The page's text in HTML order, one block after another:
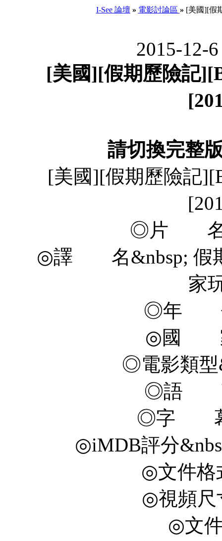
I-See 論壇 » 電影討論區 » [美國][假
2015-12-
[美國][假期歷險記
請切換完整
[美國][假期歷險記
◎片 名
◎譯 名&nbsp; 假期
家
◎年 代
◎國 家
◎電影類型
◎語 言
◎字 幕
◎iMDB評分
◎文件
◎視頻尺
◎文